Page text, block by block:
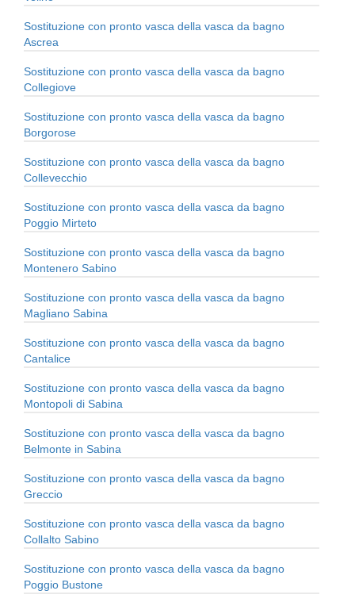
Sostituzione con pronto vasca della vasca da bagno
Ascrea
Sostituzione con pronto vasca della vasca da bagno
Collegiove
Sostituzione con pronto vasca della vasca da bagno
Borgorose
Sostituzione con pronto vasca della vasca da bagno
Collevecchio
Sostituzione con pronto vasca della vasca da bagno
Poggio Mirteto
Sostituzione con pronto vasca della vasca da bagno
Montenero Sabino
Sostituzione con pronto vasca della vasca da bagno
Magliano Sabina
Sostituzione con pronto vasca della vasca da bagno
Cantalice
Sostituzione con pronto vasca della vasca da bagno
Montopoli di Sabina
Sostituzione con pronto vasca della vasca da bagno
Belmonte in Sabina
Sostituzione con pronto vasca della vasca da bagno
Greccio
Sostituzione con pronto vasca della vasca da bagno
Collalto Sabino
Sostituzione con pronto vasca della vasca da bagno
Poggio Bustone